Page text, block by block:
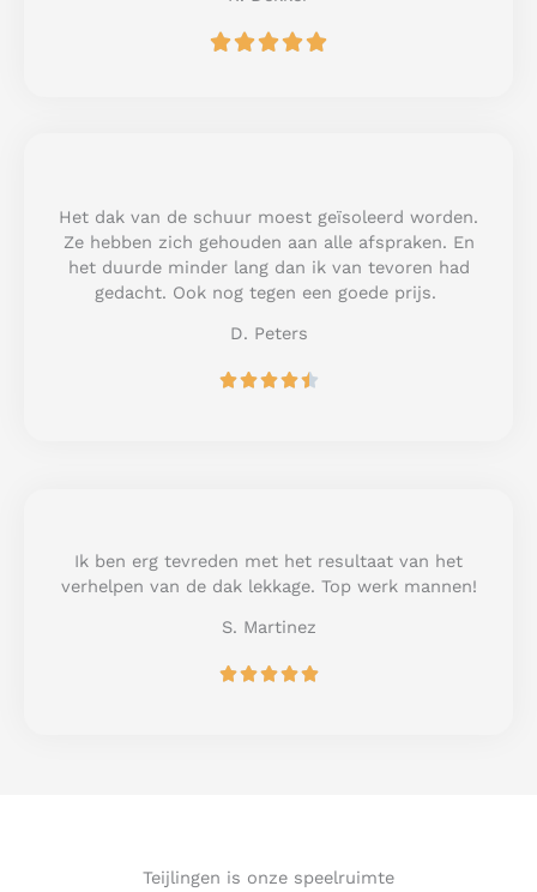
R
u
t
o
f
Het dak van de schuur moest geïsoleerd worden.
Ze hebben zich gehouden aan alle afspraken. En
het duurde minder lang dan ik van tevoren had
gedacht. Ook nog tegen een goede prijs.
D. Peters

f
Ik ben erg tevreden met het resultaat van het
verhelpen van de dak lekkage. Top werk mannen!
S. Martinez
R
Teijlingen is onze speelruimte